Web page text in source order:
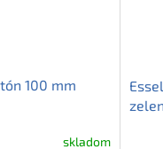
100 mm
skladom